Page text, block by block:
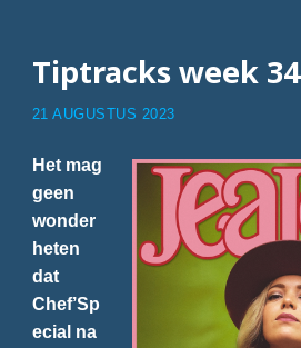
Tiptracks week 34
21 AUGUSTUS 2023
Het mag
geen
wonder
heten
dat
Chef’Sp
ecial na